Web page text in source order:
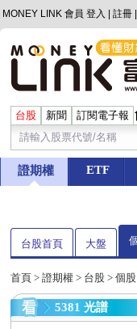
MONEY LINK 會員 登入 註冊
台股 新聞 訂閱電子報
證期權 ETF
台股首頁 大盤
首頁 > 證期權 > 台股 > 個股
5381 光譜